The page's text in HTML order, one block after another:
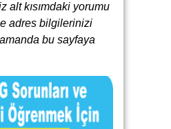
alt kısımdaki yorumu
adres bilgilerinizi
bu sayfaya